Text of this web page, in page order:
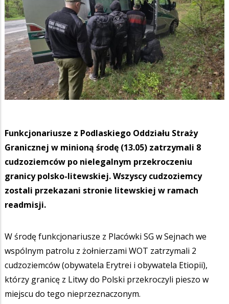
Funkcjonariusze z Podlaskiego Oddziału Straży
Granicznej w minioną środę (13.05) zatrzymali 8
cudzoziemców po nielegalnym przekroczeniu
granicy polsko-litewskiej. Wszyscy cudzoziemcy
zostali przekazani stronie litewskiej w ramach
readmisji.
W środę funkcjonariusze z Placówki SG w Sejnach we
wspólnym patrolu z żołnierzami WOT zatrzymali 2
cudzoziemców (obywatela Erytrei i obywatela Etiopii),
którzy granicę z Litwy do Polski przekroczyli pieszo w
miejscu do tego nieprzeznaczonym.